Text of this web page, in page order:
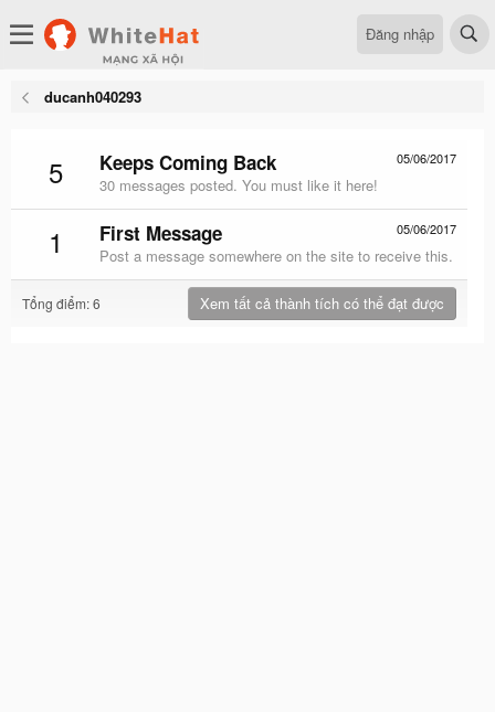
Đăng nhập
ducanh040293
5 05/06/2017
Keeps Coming Back
30 messages posted. You must like it here!
1 05/06/2017
First Message
Post a message somewhere on the site to receive this.
Tổng điểm: 6 Xem tất cả thành tích có thể đạt được